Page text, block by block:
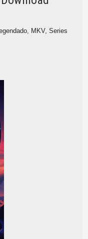
, MKV, Series